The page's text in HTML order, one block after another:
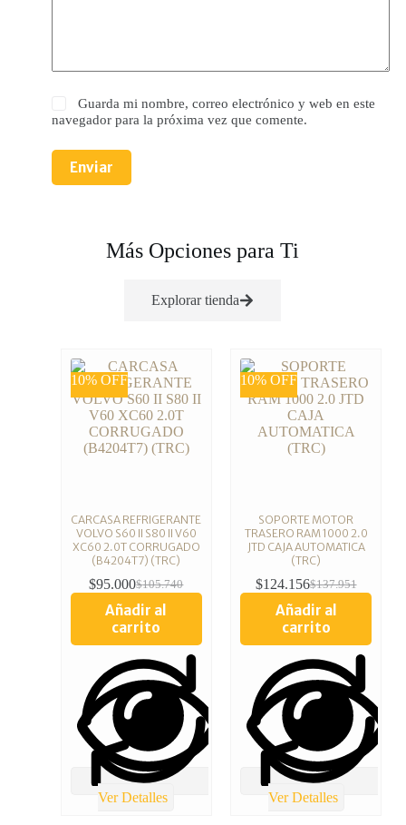
Guarda mi nombre, correo electrónico y web en este
navegador para la próxima vez que comente.
Enviar
Más Opciones para Ti
Explorar tienda
10% OFF
CARCASA REFRIGERANTE
VOLVO S60 II S80 II V60
XC60 2.0T CORRUGADO
(B4204T7) (TRC)
$105.740
$95.000
Añadir al
carrito
Ver Detalles
10% OFF
SOPORTE MOTOR
TRASERO RAM 1000 2.0
JTD CAJA AUTOMATICA
(TRC)
$137.951
$124.156
Añadir al
carrito
Ver Detalles